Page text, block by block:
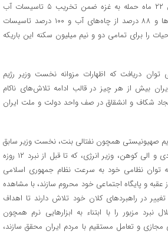
اسرائیل علاوه بر این در خلال ۲۲ ماه حمله به غزه ضمن تخریب ۵ تاسیسات آب
شیرین کن، ۷۰ درصد از پمپ‌ها و ۸۸ درصد از چاه‌های آب و ۱۰۰ درصد تاسیسات
را برای تمامی دو و نیم میلیون سکنه این باریکه
دریافت که اظهارات مزوانه نخست وزیر رژیم
بیش از هر چیز در قالب ادامه تلاش‌های ناکام
شکاف و انشقاق در صف واحد دولت و ملت ایران
صهیونیستی همچون نفتالی بنت، نخست وزیر سابق
و گیلا گملیئل، وزیر امور راهبردی و الی کوهن، وزیر انرژی، که تا قبل از نبرد ۱۲ روزه
به توان نظامی خود به سرعت نظام جمهوری اسلامی
عقبه و پایگاه اجتماعی خود محروم سازند، با مشاهده
۱۲ روزه، ضمن تغییر در راهبردهای کلان خود تلاش دارند تا اهداف
مزبور را با ابتناء به ابزارهایی نرم همچون
مجازی و تعامل مستقیم با مردم ایران محقق سازند،